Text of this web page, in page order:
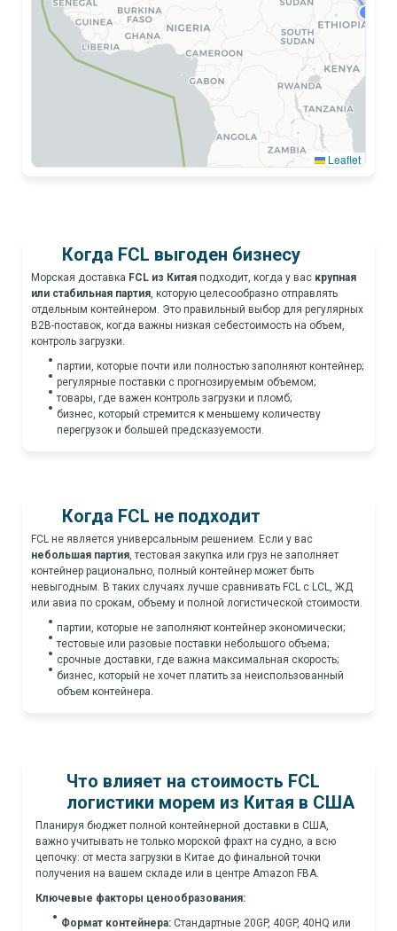
CAPE OF GOOD HOPE
Leaflet
Когда FCL выгоден бизнесу
Морская доставка FCL из Китая подходит, когда у вас крупная
или стабильная партия, которую целесообразно отправлять
отдельным контейнером. Это правильный выбор для регулярных
B2B-поставок, когда важны низкая себестоимость на объем,
контроль загрузки.
партии, которые почти или полностью заполняют контейнер;
регулярные поставки с прогнозируемым объемом;
товары, где важен контроль загрузки и пломб;
бизнес, который стремится к меньшему количеству
перегрузок и большей предсказуемости.
Когда FCL не подходит
FCL не является универсальным решением. Если у вас
небольшая партия, тестовая закупка или груз не заполняет
контейнер рационально, полный контейнер может быть
невыгодным. В таких случаях лучше сравнивать FCL с LCL, ЖД
или авиа по срокам, объему и полной логистической стоимости.
партии, которые не заполняют контейнер экономически;
тестовые или разовые поставки небольшого объема;
срочные доставки, где важна максимальная скорость;
бизнес, который не хочет платить за неиспользованный
объем контейнера.
Что влияет на стоимость FCL
логистики морем из Китая в США
Планируя бюджет полной контейнерной доставки в США,
важно учитывать не только морской фрахт на судно, а всю
цепочку: от места загрузки в Китае до финальной точки
получения на вашем складе или в центре Amazon FBA.
Ключевые факторы ценообразования:
Формат контейнера: Стандартные 20GP, 40GP, 40HQ или